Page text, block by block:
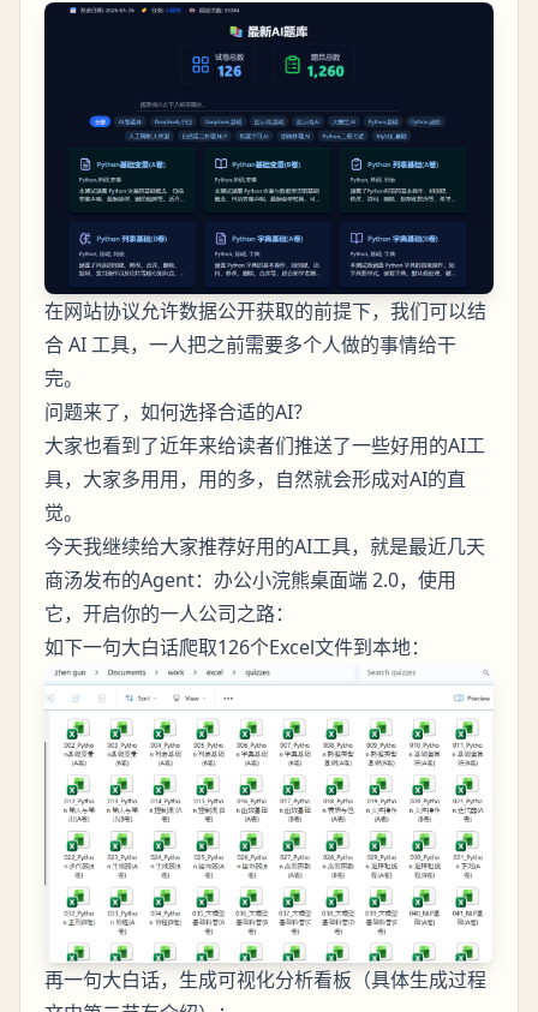
在网站协议允许数据公开获取的前提下，我们可以结
合 AI 工具，一人把之前需要多个人做的事情给干
完。
问题来了，如何选择合适的AI？
大家也看到了近年来给读者们推送了一些好用的AI工
具，大家多用用，用的多，自然就会形成对AI的直
觉。
今天我继续给大家推荐好用的AI工具，就是最近几天
商汤发布的Agent：办公小浣熊桌面端 2.0，使用
它，开启你的一人公司之路：
如下一句大白话爬取126个Excel文件到本地：
再一句大白话，生成可视化分析看板（具体生成过程